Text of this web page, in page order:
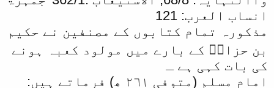
انساب العرب: 121
مذکورہ تمام کتابوں کے مصنفین نے حکیم
بن حزامؓ کے بارے میں مولود کعبہ ہونے
کی بات کہی ہے ـ
امام مسلم (متوفی ۲٦١ ھ) فرماتے ہیں: